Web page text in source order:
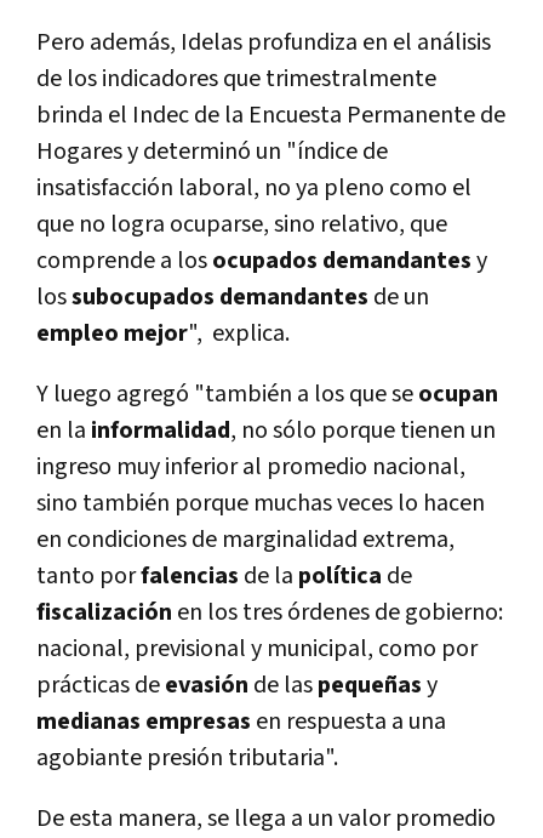
Pero además, Idelas profundiza en el análisis
de los indicadores que trimestralmente
brinda el Indec de la Encuesta Permanente de
Hogares y determinó un "índice de
insatisfacción laboral, no ya pleno como el
que no logra ocuparse, sino relativo, que
comprende a losocupados demandantesy
lossubocupados demandantes de un
empleo mejor", explica.
Y luego agregó "también a los que seocupan
en la informalidad, no sólo porque tienen un
ingreso muy inferior al promedio nacional,
sino también porque muchas veces lo hacen
en condiciones de marginalidad extrema,
tanto porfalencias de la política de
fiscalización en los tres órdenes de gobierno:
nacional, previsional y municipal, como por
prácticas deevasión de laspequeñasy
medianas empresas en respuesta a una
agobiante presión tributaria".
De esta manera, se llega a un valor promedio